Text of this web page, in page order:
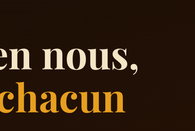
nous,